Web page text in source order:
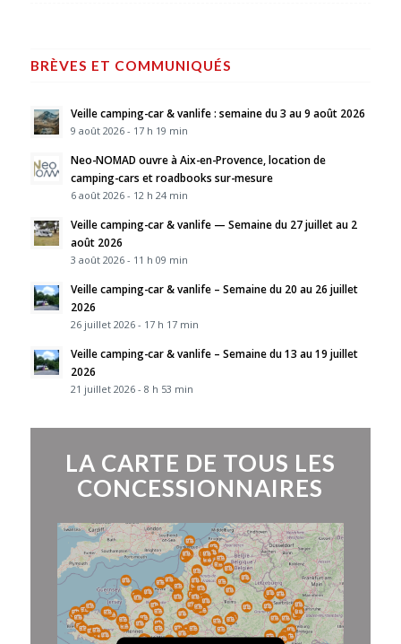
BRÈVES ET COMMUNIQUÉS
Veille camping-car & vanlife : semaine du 3 au 9 août 2026
9 août 2026 - 17 h 19 min
Neo-NOMAD ouvre à Aix-en-Provence, location de
camping-cars et roadbooks sur-mesure
6 août 2026 - 12 h 24 min
Veille camping-car & vanlife — Semaine du 27 juillet au 2
août 2026
3 août 2026 - 11 h 09 min
Veille camping-car & vanlife – Semaine du 20 au 26 juillet
2026
26 juillet 2026 - 17 h 17 min
Veille camping-car & vanlife – Semaine du 13 au 19 juillet
2026
21 juillet 2026 - 8 h 53 min
LA CARTE DE TOUS LES
CONCESSIONNAIRES